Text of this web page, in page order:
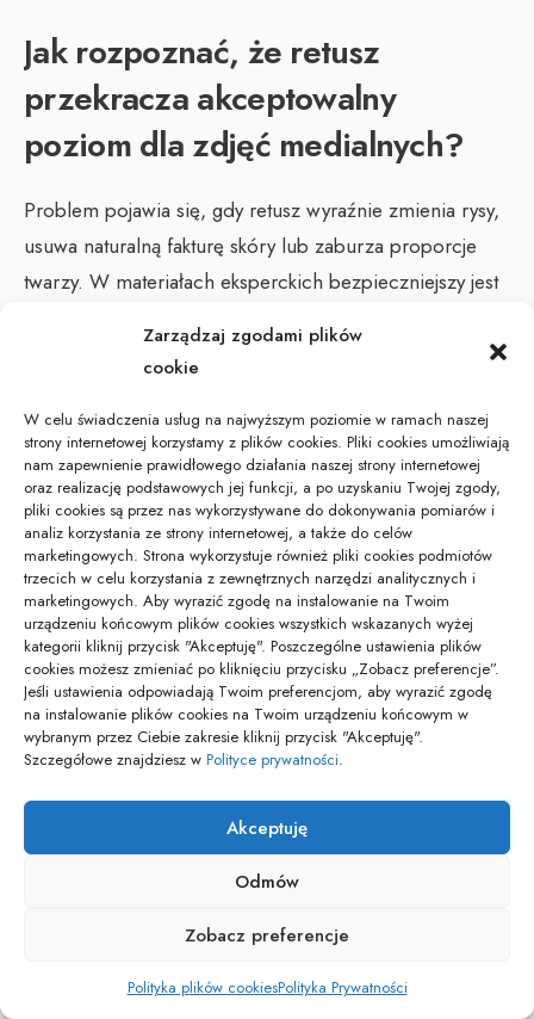
Zarządzaj zgodami plików
cookie
W celu świadczenia usług na najwyższym poziomie w ramach naszej
strony internetowej korzystamy z plików cookies. Pliki cookies umożliwiają
nam zapewnienie prawidłowego działania naszej strony internetowej
oraz realizację podstawowych jej funkcji, a po uzyskaniu Twojej zgody,
pliki cookies są przez nas wykorzystywane do dokonywania pomiarów i
analiz korzystania ze strony internetowej, a także do celów
marketingowych. Strona wykorzystuje również pliki cookies podmiotów
trzecich w celu korzystania z zewnętrznych narzędzi analitycznych i
marketingowych. Aby wyrazić zgodę na instalowanie na Twoim
urządzeniu końcowym plików cookies wszystkich wskazanych wyżej
kategorii kliknij przycisk "Akceptuję". Poszczególne ustawienia plików
cookies możesz zmieniać po kliknięciu przycisku „Zobacz preferencje”.
Jeśli ustawienia odpowiadają Twoim preferencjom, aby wyrazić zgodę
na instalowanie plików cookies na Twoim urządzeniu końcowym w
wybranym przez Ciebie zakresie kliknij przycisk "Akceptuję".
Szczegółowe znajdziesz w Polityce prywatności.
Akceptuję
Odmów
Zobacz preferencje
Polityka plików cookiesPolityka Prywatności
Jak rozpoznać, że retusz
przekracza akceptowalny
poziom dla zdjęć medialnych?
Problem pojawia się, gdy retusz wyraźnie zmienia rysy,
usuwa naturalną fakturę skóry lub zaburza proporcje
twarzy. W materiałach eksperckich bezpieczniejszy jest
błysku bez efektu „plastiku”.
Jak przygotować listę rzeczy do
zabrania na sesję, aby uniknąć
awaryjnych przerw?
Lista powinna obejmować zapasową górę stylizacji,
rolkę do ubrań, kosmetyki matujące, podstawowe
akcesoria naprawcze oraz grzebień. Taki zestaw
redukuje przerwy wynikające z zabrudzeń, świecenia
skóry lub problemów z ułożeniem materiału.
Jak długo zdjęcia eksperckie
pozostają aktualne i kiedy warto
je odświeżyć?